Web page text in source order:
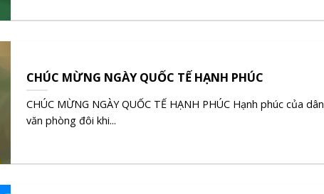
CHÚC MỪNG NGÀY QUỐC TẾ HẠNH PHÚC
CHÚC MỪNG NGÀY QUỐC TẾ HẠNH PHÚC Hạnh phúc của dân
văn phòng đôi khi...